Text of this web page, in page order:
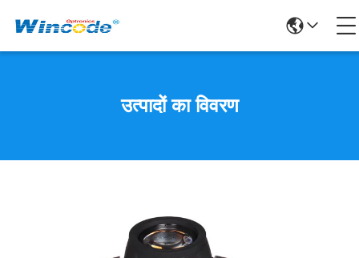
उत्पादों का विवरण